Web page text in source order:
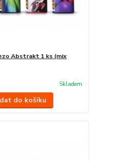
Abstrakt 1 ks (mix
Skladem
do košíku